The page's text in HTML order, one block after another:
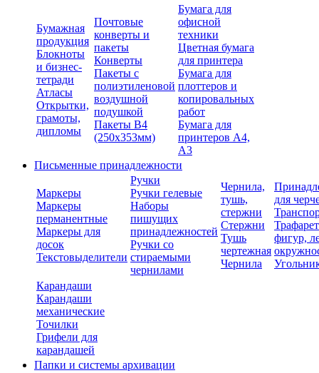
Бумажная
продукция
Блокноты
и бизнес-
тетради
Атласы
Открытки,
грамоты,
дипломы
Почтовые
конверты и
пакеты
Конверты
Пакеты с
полиэтиленовой
воздушной
подушкой
Пакеты В4
(250х353мм)
Бумага для
офисной
техники
Цветная бумага
для принтера
Бумага для
плоттеров и
копировальных
работ
Бумага для
принтеров А4,
А3
Письменные принадлежности
Маркеры
Маркеры
перманентные
Маркеры для
досок
Текстовыделители
Ручки
Ручки гелевые
Наборы
пишущих
принадлежностей
Ручки со
стираемыми
чернилами
Чернила,
тушь,
стержни
Стержни
Тушь
чертежная
Чернила
для
фигур,
Карандаши
Карандаши
механические
Точилки
Грифели для
карандашей
Папки и системы архивации